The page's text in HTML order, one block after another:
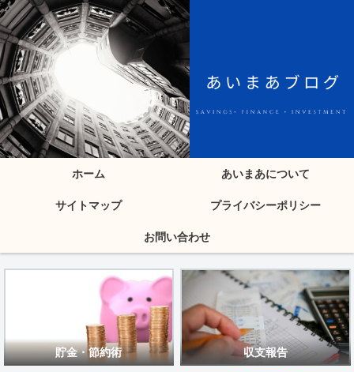
ホーム あいまあについて
サイトマップ プライバシーポリシー
お問い合わせ
貯金・節約術 収支報告